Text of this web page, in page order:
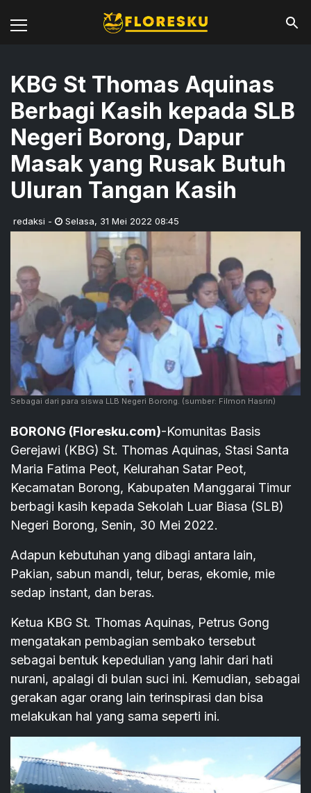
KBG St Thomas Aquinas
Berbagi Kasih kepada SLB
Negeri Borong, Dapur
Masak yang Rusak Butuh
Uluran Tangan Kasih
redaksi - Selasa, 31 Mei 2022 08:45
Sebagai dari para siswa LLB Negeri Borong. (sumber: Filmon Hasrin)
BORONG (Floresku.com)-Komunitas Basis
Gerejawi (KBG) St. Thomas Aquinas, Stasi Santa
Maria Fatima Peot, Kelurahan Satar Peot,
Kecamatan Borong, Kabupaten Manggarai Timur
berbagi kasih kepada Sekolah Luar Biasa (SLB)
Negeri Borong, Senin, 30 Mei 2022.
Adapun kebutuhan yang dibagi antara lain,
Pakian, sabun mandi, telur, beras, ekomie, mie
sedap instant, dan beras.
Ketua KBG St. Thomas Aquinas, Petrus Gong
mengatakan pembagian sembako tersebut
sebagai bentuk kepedulian yang lahir dari hati
nurani, apalagi di bulan suci ini. Kemudian, sebagai
gerakan agar orang lain terinspirasi dan bisa
melakukan hal yang sama seperti ini.